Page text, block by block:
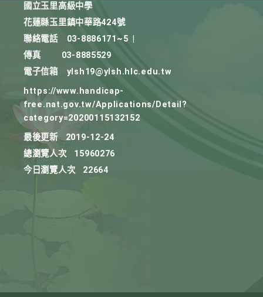
國立玉里高級中學
花蓮縣玉里鎮中華路424號
聯絡電話
03-8886171~5
傳真
03-8885529
電子信箱
ylsh19@ylsh.hlc.edu.tw
https://www.handicap-
free.nat.gov.tw/Applications/Detail?
category=20200115132152
最後更新
2019-12-24
總瀏覽人次
15960276
今日瀏覽人次
22664